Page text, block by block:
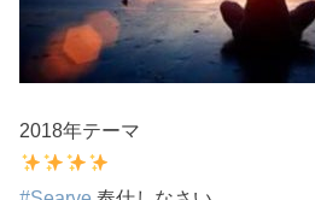
2018年テーマ